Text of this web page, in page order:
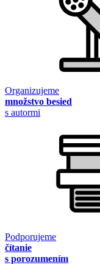
Organizujeme
množstvo besied
s autormi
Podporujeme
čítanie
s porozumením